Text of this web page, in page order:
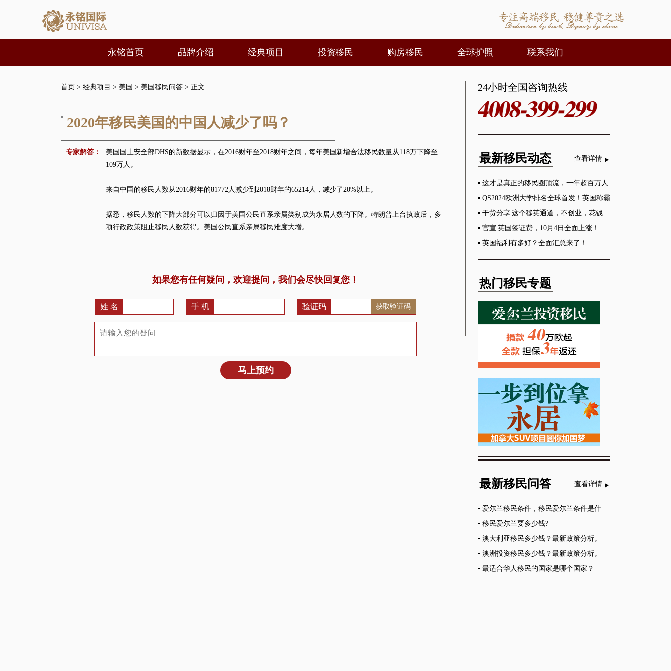
永铭首页 品牌介绍 经典项目 投资移民 购房移民 全球护照 联系我们
首页 > 经典项目 > 美国 > 美国移民问答 > 正文
▪ 2020年移民美国的中国人减少了吗？
专家解答：
美国国土安全部DHS的新数据显示，在2016财年至2018财年之间，每年美国新增合法移民数量从118万下降至
109万人。
来自中国的移民人数从2016财年的81772人减少到2018财年的65214人，减少了20%以上。
据悉，移民人数的下降大部分可以归因于美国公民直系亲属类别成为永居人数的下降。特朗普上台执政后，多
项行政政策阻止移民人数获得。美国公民直系亲属移民难度大增。
如果您有任何疑问，欢迎提问，我们会尽快回复您！
姓 名 手 机 验证码 获取验证码
马上预约
24小时全国咨询热线
最新移民动态 查看详情
▪ 这才是真正的移民圈顶流，一年超百万人
移居！
▪ QS2024欧洲大学排名全球首发！英国称霸
榜单
▪ 干货分享|这个移英通道，不创业，花钱
少，...
▪ 官宣|英国签证费，10月4日全面上涨！
▪ 英国福利有多好？全面汇总来了！
热门移民专题
最新移民问答 查看详情
▪ 爱尔兰移民条件，移民爱尔兰条件是什
么？
▪ 移民爱尔兰要多少钱?
▪ 澳大利亚移民多少钱？最新政策分析。
▪ 澳洲投资移民多少钱？最新政策分析。
▪ 最适合华人移民的国家是哪个国家？